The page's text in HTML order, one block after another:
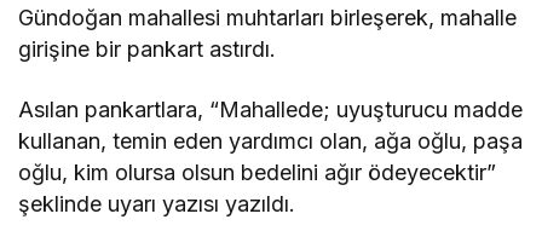
Gündoğan mahallesi muhtarları birleşerek, mahalle
girişine bir pankart astırdı.
Asılan pankartlara, “Mahallede; uyuşturucu madde
kullanan, temin eden yardımcı olan, ağa oğlu, paşa
oğlu, kim olursa olsun bedelini ağır ödeyecektir”
şeklinde uyarı yazısı yazıldı.